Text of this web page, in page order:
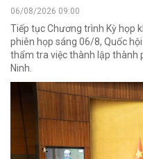
06/08/2026 09:00
Tiếp tục Chương trình Kỳ họp
phiên họp sáng 06/8, Quốc
thẩm tra việc thành lập thành
Ninh.